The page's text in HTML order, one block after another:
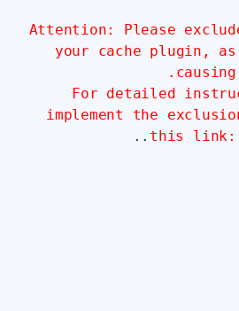
Attention: Please
your cache plugin,
For detailed
implement the
this link: